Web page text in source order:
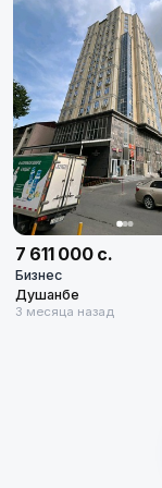
Город
Сектор бизнеса
Любая
Диапазон цен
7 611 000 с.
Бизнес
Душанбе
3 месяца назад